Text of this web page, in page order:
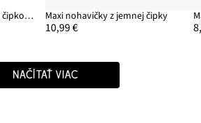
Maxi nohavičky s jemnou čipkou (2 ks) Maxi nohavičky z jemnej čipky
10,99 €
NAČÍTAŤ VIAC